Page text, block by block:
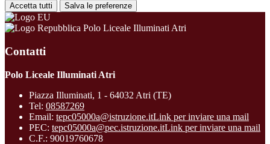
Accetta tutti Salva le preferenze
Polo Liceale Illuminati Atri
Contatti
Polo Liceale Illuminati Atri
Piazza Illuminati, 1 - 64032 Atri (TE)
Tel: 08587269
Email: tepc05000a@istruzione.itLink per inviare una mail
PEC: tepc05000a@pec.istruzione.itLink per inviare una mail
C.F.: 90019760678